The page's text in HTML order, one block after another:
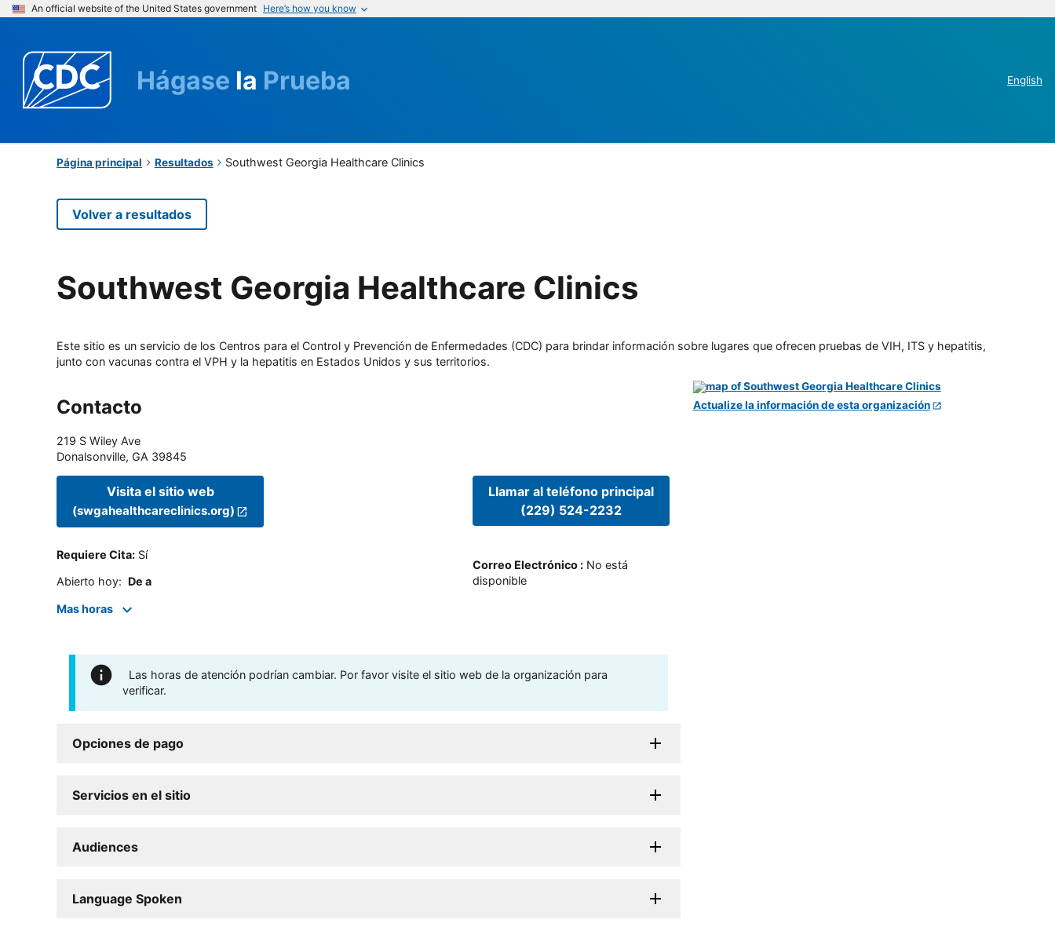
An official website of the United States government Here’s how you know
Hágase la Prueba English
Página principal Resultados Southwest Georgia Healthcare Clinics
Volver a resultados
Southwest Georgia Healthcare Clinics
Este sitio es un servicio de los Centros para el Control y Prevención de Enfermedades (CDC) para brindar información sobre lugares que ofrecen pruebas de VIH, ITS y hepatitis,
junto con vacunas contra el VPH y la hepatitis en Estados Unidos y sus territorios.
Contacto
219 S Wiley Ave
Donalsonville, GA 39845
Visita el sitio web
(swgahealthcareclinics.org)
Requiere Cita: Sí
Abierto hoy: De a
Mas horas
Llamar al teléfono principal
(229) 524-2232
Correo Electrónico: No está
disponible
Las horas de atención podrían cambiar. Por favor visite el sitio web de la organización para
verificar.
Opciones de pago
Servicios en el sitio
Audiences
Language Spoken
Actualize la información de esta organización